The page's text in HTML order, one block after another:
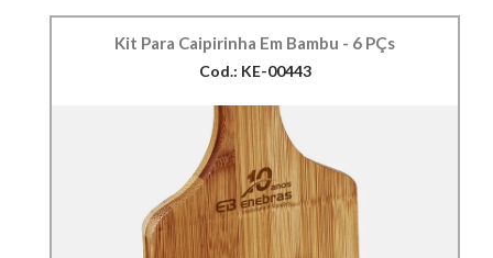
Kit Para Caipirinha Em Bambu - 6 PÇs
Cod.: KE-00443